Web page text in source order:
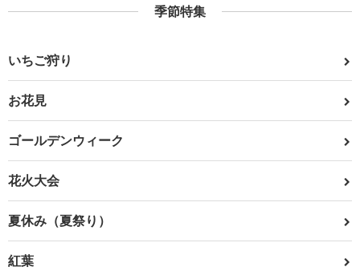
季節特集
いちご狩り
お花見
ゴールデンウィーク
花火大会
夏休み（夏祭り）
紅葉